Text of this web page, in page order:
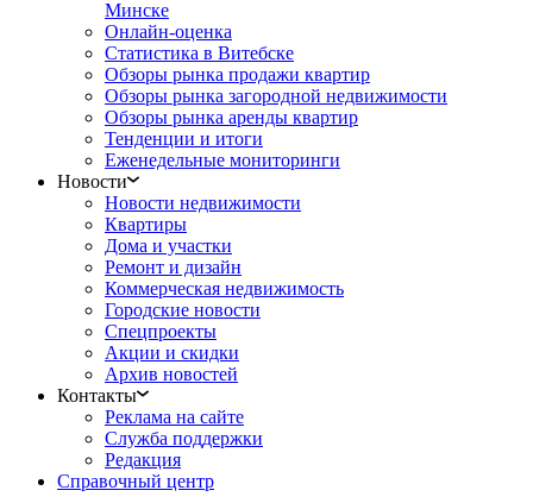
Минске
Онлайн-оценка
Статистика в Витебске
Обзоры рынка продажи квартир
Обзоры рынка загородной недвижимости
Обзоры рынка аренды квартир
Тенденции и итоги
Еженедельные мониторинги
Новости
Новости недвижимости
Квартиры
Дома и участки
Ремонт и дизайн
Коммерческая недвижимость
Городские новости
Спецпроекты
Акции и скидки
Архив новостей
Контакты
Реклама на сайте
Служба поддержки
Редакция
Справочный центр